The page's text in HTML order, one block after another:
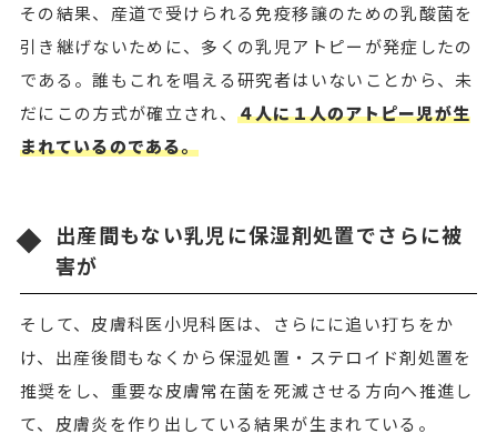
その結果、産道で受けられる免疫移譲のための乳酸菌を
引き継げないために、多くの乳児アトピーが発症したの
である。誰もこれを唱える研究者はいないことから、未
だにこの方式が確立され、４人に１人のアトピー児が生
まれているのである。
出産間もない乳児に保湿剤処置でさらに被
害が
そして、皮膚科医小児科医は、さらにに追い打ちをか
け、出産後間もなくから保湿処置・ステロイド剤処置を
推奨をし、重要な皮膚常在菌を死滅させる方向へ推進し
て、皮膚炎を作り出している結果が生まれている。